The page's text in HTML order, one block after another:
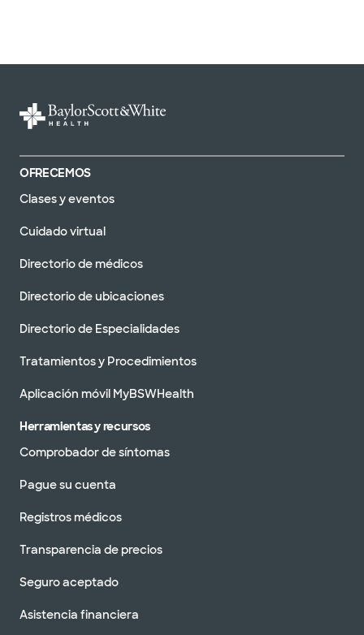
OFRECEMOS
Clases y eventos
Cuidado virtual
Directorio de médicos
Directorio de ubicaciones
Directorio de Especialidades
Tratamientos y Procedimientos
Aplicación móvil MyBSWHealth
Herramientas y recursos
Comprobador de síntomas
Pague su cuenta
Registros médicos
Transparencia de precios
Seguro aceptado
Asistencia financiera